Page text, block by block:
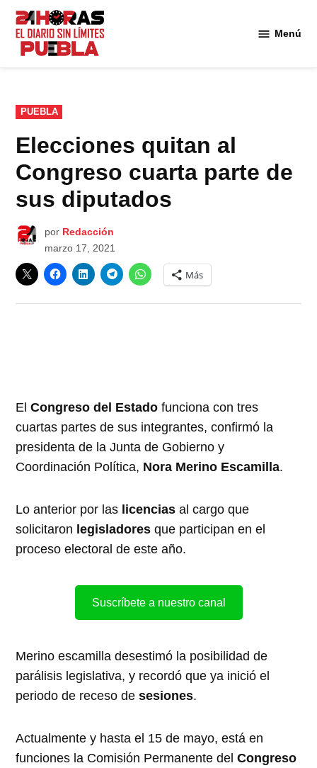
Saltar
contenido
Menú
PUBLICADO
EN
PUEBLA
Elecciones quitan al
Congreso cuarta parte de
sus diputados
por Redacción
marzo 17, 2021
Más
ElCongreso del Estado funciona con tres
cuartas partes de sus integrantes, confirmó la
presidenta de la Junta de Gobierno y
Coordinación Política, Nora Merino Escamilla.
Lo anterior por las licencias al cargo que
solicitaron legisladores que participan en el
proceso electoral de este año.
Suscríbete a nuestro canal
Merino escamilla desestimó la posibilidad de
parálisis legislativa, y recordó que ya inició el
periodo de receso desesiones.
Actualmente y hasta el 15 de mayo, está en
funciones la Comisión Permanente delCongreso